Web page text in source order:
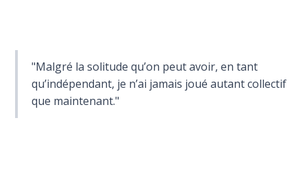
"Malgré la solitude qu’on peut avoir, en tant
qu’indépendant, je n’ai jamais joué autant collectif
que maintenant."